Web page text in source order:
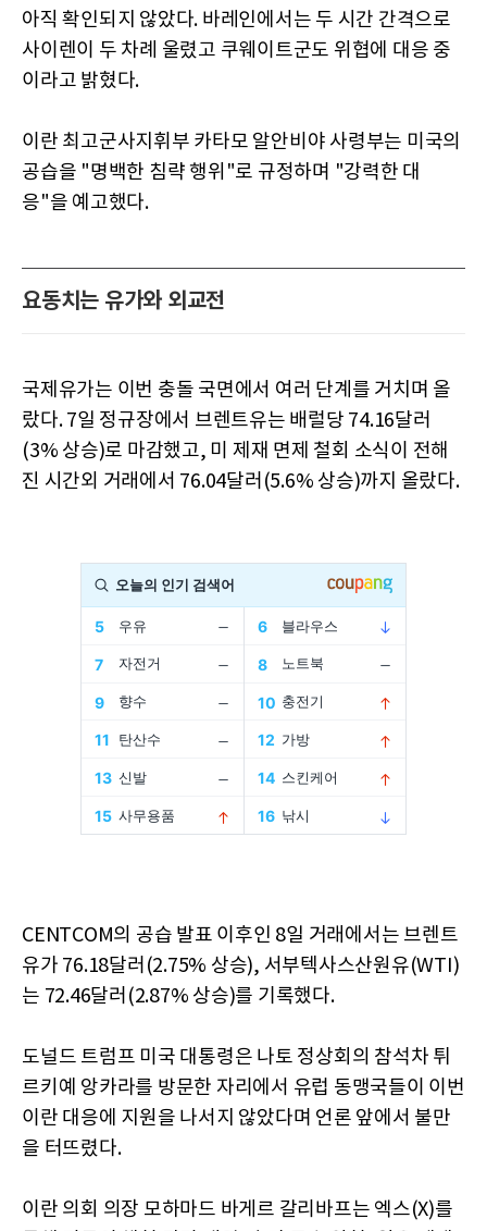
아직 확인되지 않았다. 바레인에서는 두 시간 간격으로
사이렌이 두 차례 울렸고 쿠웨이트군도 위협에 대응 중
이라고 밝혔다.
이란 최고군사지휘부 카타모 알안비야 사령부는 미국의
공습을 "명백한 침략 행위"로 규정하며 "강력한 대
응"을 예고했다.
요동치는 유가와 외교전
국제유가는 이번 충돌 국면에서 여러 단계를 거치며 올
랐다. 7일 정규장에서 브렌트유는 배럴당 74.16달러
(3% 상승)로 마감했고, 미 제재 면제 철회 소식이 전해
진 시간외 거래에서 76.04달러(5.6% 상승)까지 올랐다.
CENTCOM의 공습 발표 이후인 8일 거래에서는 브렌트
유가 76.18달러(2.75% 상승), 서부텍사스산원유(WTI)
는 72.46달러(2.87% 상승)를 기록했다.
도널드 트럼프 미국 대통령은 나토 정상회의 참석차 튀
르키예 앙카라를 방문한 자리에서 유럽 동맹국들이 이번
이란 대응에 지원을 나서지 않았다며 언론 앞에서 불만
을 터뜨렸다.
이란 의회 의장 모하마드 바게르 갈리바프는 엑스(X)를